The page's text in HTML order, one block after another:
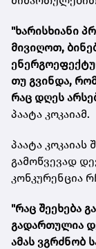
"ხარისხიანი
მივიღოთ,
თუ გვინდა,
რაც დღეს
პაატა კოკაიამ.
პაატა
გამოწვევად
კონკურენცია
"რაც შეეხება
გადართულია
ამას ვგრძნობ